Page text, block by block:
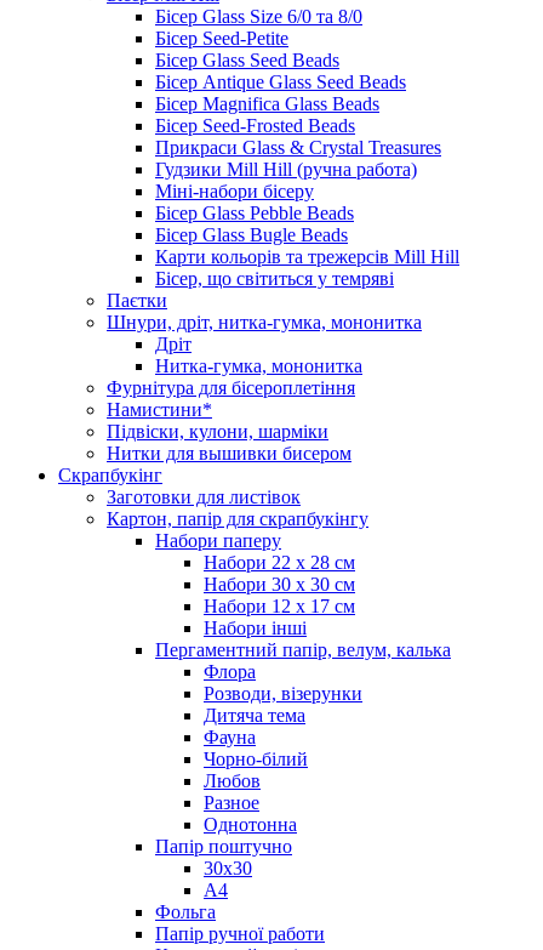
Бісер Glass Size 6/0 та 8/0
Бісер Seed-Petite
Бісер Glass Seed Beads
Бісер Antique Glass Seed Beads
Бісер Magnifica Glass Beads
Бісер Seed-Frosted Beads
Прикраси Glass & Crystal Treasures
Гудзики Mill Hill (ручна работа)
Міні-набори бісеру
Бісер Glass Pebble Beads
Бісер Glass Bugle Beads
Карти кольорів та трежерсів Mill Hill
Бісер, що світиться у темряві
Паєтки
Шнури, дріт, нитка-гумка, мононитка
Дріт
Нитка-гумка, мононитка
Фурнітура для бісероплетіння
Намистини*
Підвіски, кулони, шарміки
Нитки для вышивки бисером
Скрапбукінг
Заготовки для листівок
Картон, папір для скрапбукінгу
Набори паперу
Набори 22 х 28 см
Набори 30 х 30 см
Набори 12 х 17 см
Набори інші
Пергаментний папір, велум, калька
Флора
Розводи, візерунки
Дитяча тема
Фауна
Чорно-білий
Любов
Разное
Однотонна
Папір поштучно
30х30
А4
Фольга
Папір ручної работи